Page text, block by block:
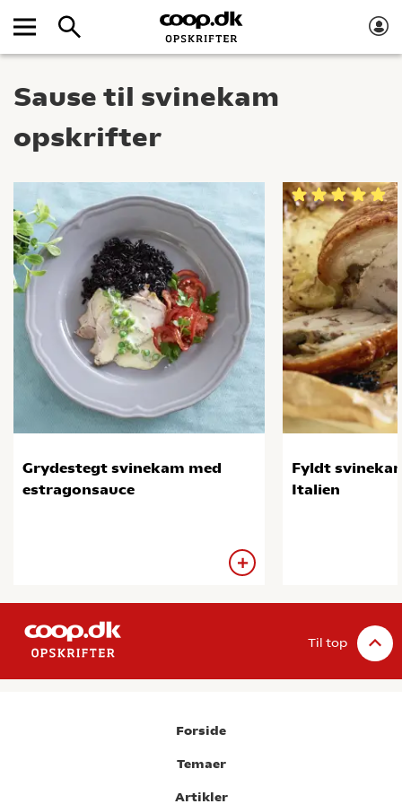
Sause til svinekam
opskrifter
Grydestegt svinekam med
estragonsauce
Fyldt
Italien
Til top
Forside
Temaer
Artikler